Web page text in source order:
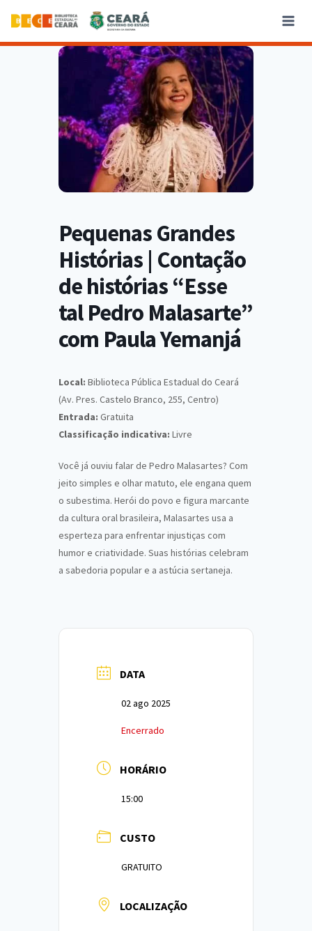
Pequenas Grandes
Histórias | Contação
de histórias “Esse
tal Pedro Malasarte”
com Paula Yemanjá
Local: Biblioteca Pública Estadual do Ceará
(Av. Pres. Castelo Branco, 255, Centro)
Entrada: Gratuita
Classificação indicativa: Livre
Você já ouviu falar de Pedro Malasartes? Com
jeito simples e olhar matuto, ele engana quem
o subestima. Herói do povo e figura marcante
da cultura oral brasileira, Malasartes usa a
esperteza para enfrentar injustiças com
humor e criatividade. Suas histórias celebram
a sabedoria popular e a astúcia sertaneja.
DATA
02 ago 2025
Encerrado
HORÁRIO
15:00
CUSTO
GRATUITO
LOCALIZAÇÃO